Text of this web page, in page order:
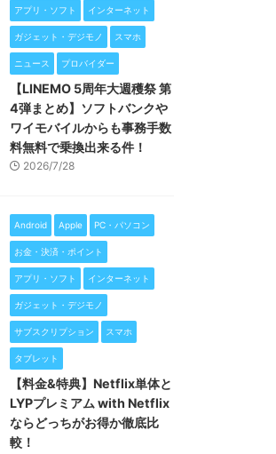
アプリ・ソフト インターネット
ガジェット・デジモノ スマホ
ニュース プロバイダー
【LINEMO 5周年大週穫祭 第
4弾まとめ】ソフトバンクや
ワイモバイルからも事務手数
料無料で乗換出来る件！
2026/7/28
Android Apple PC・パソコン
お金・決済・ポイント
アプリ・ソフト インターネット
ガジェット・デジモノ
サブスクリプション スマホ
タブレット
【料金&特典】Netflix単体と
LYPプレミアム with Netflix
ならどっちがお得か徹底比
較！